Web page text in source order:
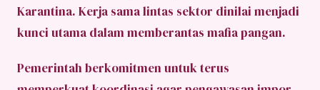
Karantina. Kerja sama lintas sektor dinilai menjadi
kunci utama dalam memberantas mafia pangan.
Pemerintah berkomitmen untuk terus